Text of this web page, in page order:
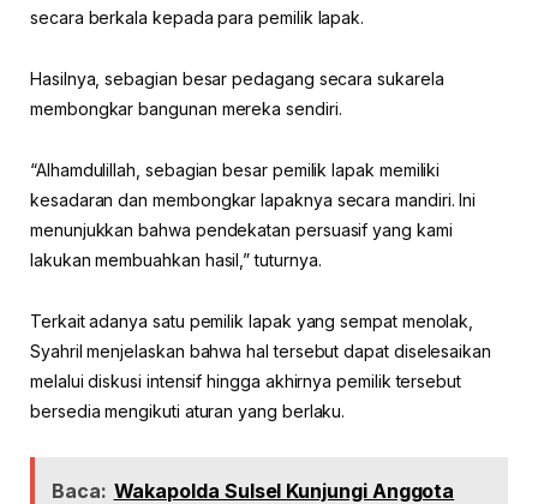
secara berkala kepada para pemilik lapak.
Hasilnya, sebagian besar pedagang secara sukarela
membongkar bangunan mereka sendiri.
“Alhamdulillah, sebagian besar pemilik lapak memiliki
kesadaran dan membongkar lapaknya secara mandiri. Ini
menunjukkan bahwa pendekatan persuasif yang kami
lakukan membuahkan hasil,” tuturnya.
Terkait adanya satu pemilik lapak yang sempat menolak,
Syahril menjelaskan bahwa hal tersebut dapat diselesaikan
melalui diskusi intensif hingga akhirnya pemilik tersebut
bersedia mengikuti aturan yang berlaku.
Baca: Wakapolda Sulsel Kunjungi Anggota